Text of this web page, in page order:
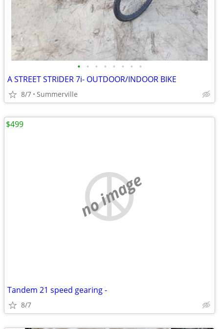
• • • • • • • •
A STREET STRIDER 7i- OUTDOOR/INDOOR BIKE
8/7 Summerville
no image
Tandem 21 speed gearing -
8/7
$499